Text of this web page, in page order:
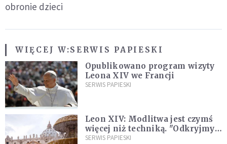
obronie dzieci
WIĘCEJ W:SERWIS PAPIESKI
Opublikowano program wizyty
Leona XIV we Francji
SERWIS PAPIESKI
Leon XIV: Modlitwa jest czymś
więcej niż techniką. "Odkryjmy
ją na nowo"
SERWIS PAPIESKI